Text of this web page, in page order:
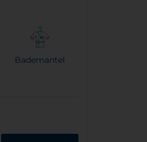
Bademantel